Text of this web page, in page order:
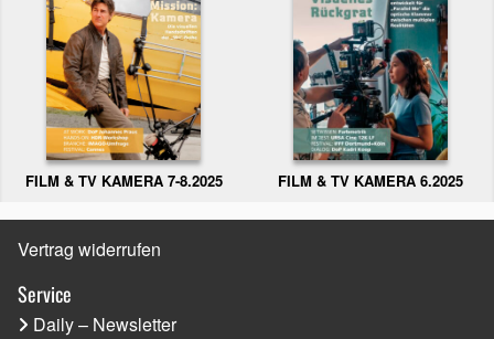
FILM & TV KAMERA 7-8.2025 FILM & TV KAMERA 6.2025
Vertrag widerrufen
Service
Daily – Newsletter